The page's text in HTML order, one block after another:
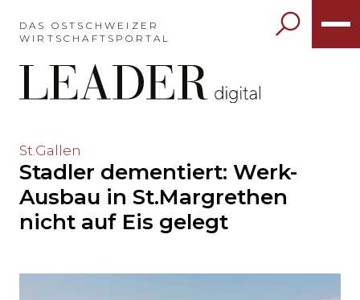
das
Hauptmenü
auslassen
und
Inhalt
springen?
DAS OSTSCHWEIZER
WIRTSCHAFTSPORTAL
Möchten
den
Hauptinhalt
auslassen
zum
St.Gallen
Stadler dementiert: Werk-
Ausbau in St.Margrethen
nicht auf Eis gelegt